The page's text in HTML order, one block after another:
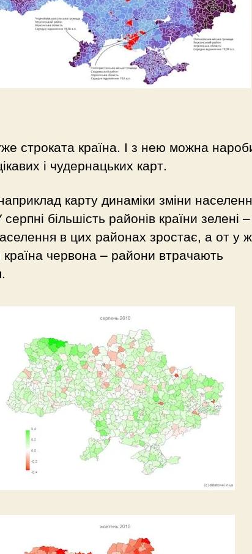
строката країна. І з нею можна
і чудернацьких карт.
карту динаміки зміни
більшість районів країни зелені
в цих районах зростає, а от у
червона – райони втрачають